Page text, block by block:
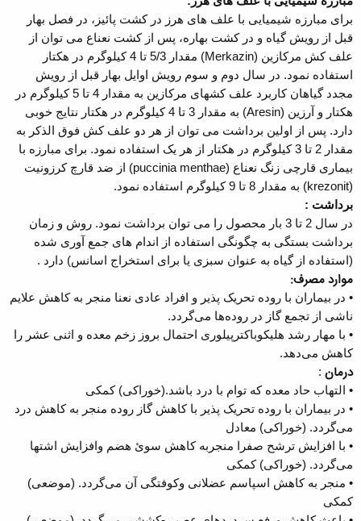
برای مبارزه شیمیایی با علف های هرز در کشت پائیز، در فصل بهار
قبل از رویش گیاه و در کشت بهاره، پس از کشت نعناع می توان از
علف کش مرکازین (Merkazin) مقدار 5/3 تا 4 کیلوگرم در هکتار
استفاده نمود. در سال دوم و سوم رویش اوایل بهار قبل از رویش
مجدد گیاهان کاربرد علف کشهای مرکازین به مقدار 4 تا 5 کیلوگرم در
هکتار و آرزین (Aresin) به مقدار 3 تا 4 کیلوگرم در هکتار نتایج خوبی
دارد. پس از اولین برداشت می توان از هر دو علف کش فوق الذکر به
مقدار 2 تا 3 کیلوگرم در هکتار از هر یک استفاده نمود. برای مبارزه با
بیماری قارچی زنگ نعناع (puccinia menthae) از ضد قارچ کرزونیت
(krezonit) به مقدار 8 تا 9 کیلوگرم استفاده نمود.
برداشت :
در سال 2 تا 3 بار محصول را می توان برداشت نمود. روش و زمان
برداشت بستگی به چگونگی استفاده از اندام های جمع آوری شده
(استفاده از گیاه به عنوان سبزی یا برای استخراج اسانس) دارد .
موارد مصرف:
• در بیماران با روده تحریک پذیر و افراد عادی نعنا منجر به کاهش علایم
ناشی از تجمع گاز در روده‌ها می‌گردد.
• با مهار رشد هلیکوباکترپیلوری احتمال بروز زخم معده و اثنی عشر را
کاهش می‌دهد.
درمان :
• التهاب حاد معده که توام با درد باشد.(خوراکی) کمکی
• در بیماران با روده تحریک پذیر با کاهش گاز روده منجر به کاهش درد
می‌گردد. (خوراکی) معادل
• با افزایش ترشح صفرا منجربه کاهش سوئ هضم وافزایش اشتها
می‌گردد. (خوراکی) کمکی
• منجر به کاهش اسپاسم عضلانی وکوفتگی آن می‌گردد. (موضعی)
کمکی